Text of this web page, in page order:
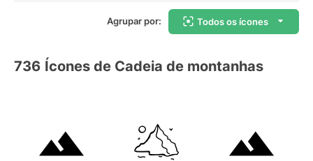
Agrupar por: Todos os ícones
736 Ícones de Cadeia de montanhas